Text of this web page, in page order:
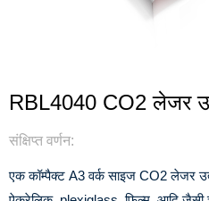
RBL4040 CO2 लेजर
संक्षिप्त वर्णन:
एक कॉम्पैक्ट A3 वर्क साइज CO2 लेजर